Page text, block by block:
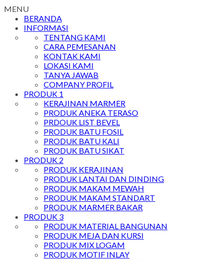
MENU
BERANDA
INFORMASI
TENTANG KAMI
CARA PEMESANAN
KONTAK KAMI
LOKASI KAMI
TANYA JAWAB
COMPANY PROFIL
PRODUK 1
KERAJINAN MARMER
PRODUK ANEKA TERASO
PRDOUK LIST BEVEL
PRODUK BATU FOSIL
PRODUK BATU KALI
PRODUK BATU SIKAT
PRODUK 2
PRODUK KERAJINAN
PRODUK LANTAI DAN DINDING
PRODUK MAKAM MEWAH
PRODUK MAKAM STANDART
PRODUK MARMER BAKAR
PRODUK 3
PRODUK MATERIAL BANGUNAN
PRODUK MEJA DAN KURSI
PRODUK MIX LOGAM
PRODUK MOTIF INLAY